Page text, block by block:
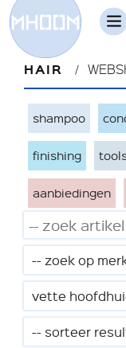
HAIR
shampoo
finishing
aanbiedingen